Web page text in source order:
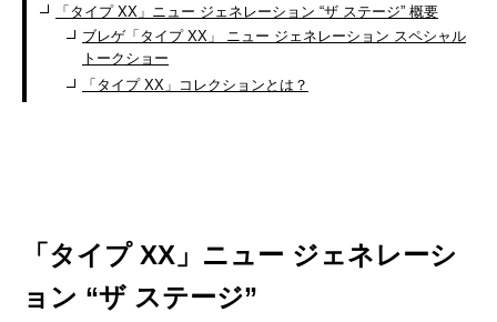
「タイプ XX」ニュー ジェネレーション “ザ ステージ” 概要
ブレゲ「タイプ XX」 ニュー ジェネレーション スペシャル
トークショー
「タイプ XX」コレクションとは？
「タイプ XX」ニュー ジェネレーシ
ョン “ザ ステージ”